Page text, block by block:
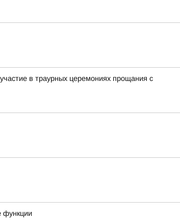
в траурных церемониях прощания с
функции